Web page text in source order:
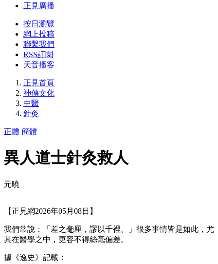
正見廣播
按日瀏覽
網上投稿
聯繫我們
RSS訂閱
天音播客
正見首頁
神傳文化
中醫
針灸
正體 簡體
異人道士針灸救人
元曉
【正見網2026年05月08日】
我們常說：「差之毫厘，謬以千裡。」很多事情皆是如此，尤
其在醫學之中，更容不得絲毫偏差。
據《逸史》記載：